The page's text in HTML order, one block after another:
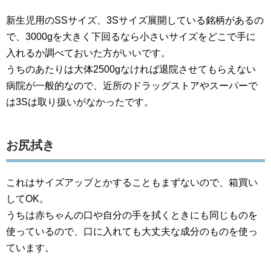
新生児用のSSサイズ、3Sサイズ展開している銘柄があるの
で、3000gを大きく下回るなら小さいサイズをどこで手に
入れるか調べておいた方がいいです。
うちのあたりは大体2500gなければ退院させてもらえない
病院が一般的なので、近所のドラッグストアやスーパーで
は3Sは取り扱いがなかったです。
お尻拭き
これはサイズアップとかすることもまずないので、箱買い
してOK。
うちは赤ちゃんの口や自分の手を拭くときにも同じものを
使っているので、口に入れても大丈夫な成分のものを使っ
ています。